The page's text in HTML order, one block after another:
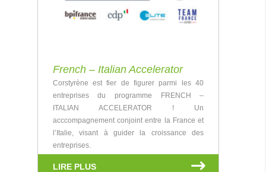
French – Italian Accelerator
Corstyrène est fier de figurer parmi les 40
entreprises du programme FRENCH –
ITALIAN ACCELERATOR ! Un
acccompagnement conjoint entre la France et
l’Italie, visant à guider la croissance des
entreprises.
LIRE PLUS